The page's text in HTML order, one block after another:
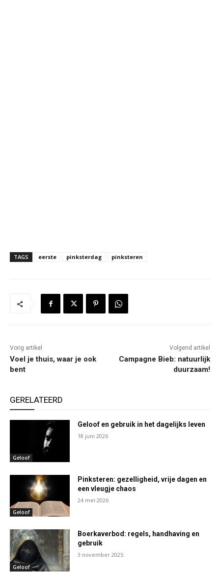
TAGS eerste pinksterdag pinksteren
Vorig artikel
Voel je thuis, waar je ook
bent
Volgend artikel
Campagne Bieb: natuurlijk
duurzaam!
GERELATEERD
Geloof
Geloof en gebruik in het dagelijks leven
18 juni 2026
Geloof
Pinksteren: gezelligheid, vrije dagen en
een vleugje chaos
24 mei 2026
Geloof
Boerkaverbod: regels, handhaving en
gebruik
3 november 2025